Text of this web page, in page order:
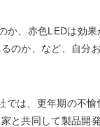
か、赤色LEDは効果
のか、など、自分
では、更年期の不愉
と共同して製品開